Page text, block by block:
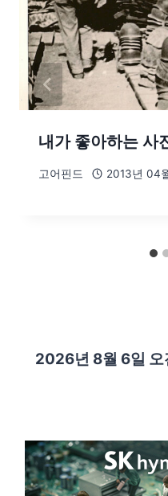
내가 좋아하는 사
고어핀드 2013년 04
2026년 8월 6일